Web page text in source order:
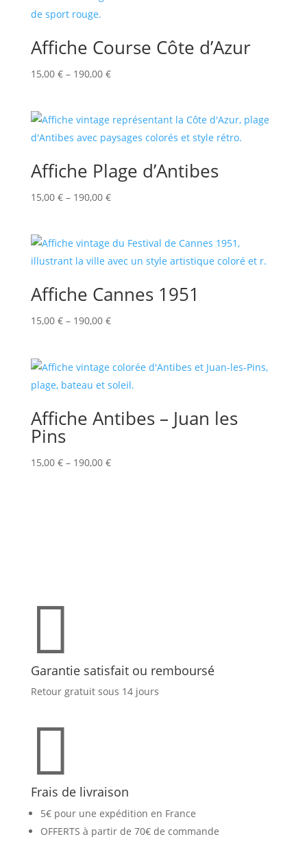
Affiche Course Côte d’Azur
15,00 €– 190,00 €
Affiche Plage d’Antibes
15,00 €– 190,00 €
Affiche Cannes 1951
15,00 €– 190,00 €
Affiche Antibes – Juan les
Pins
15,00 €– 190,00 €

Garantie satisfait ou remboursé
Retour gratuit sous 14 jours

Frais de livraison
5€ pour une expédition en France
OFFERTS à partir de 70€ de commande